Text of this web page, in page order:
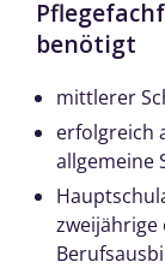
benötigt
mittlerer
erfolgreich
allgemeine
zweijährige